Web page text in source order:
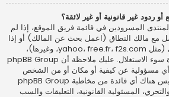
غير قانونية أو غير لائقة؟
المسرودين في قائمة فريق الموقع، إذا لم
مع مالك النطاق (اعمل بحث عن المالك) أو إذا
كان المنتدى في موقع مجاني (مثل yahoo، free.fr، f2s.com، وغيرها)،
فخاطب إدارة الموقع أو إدارة سوء الاستغلال. عليك ملاحظة أن phpBB Group
مسؤولية عن كيفية أو مكان أو من الشخص
الذي يستعمل هذا المنتدى. ليس هناك أي فائدة من مخاطبة phpBB Group
المسئولية القانونية، التعليقات والسب